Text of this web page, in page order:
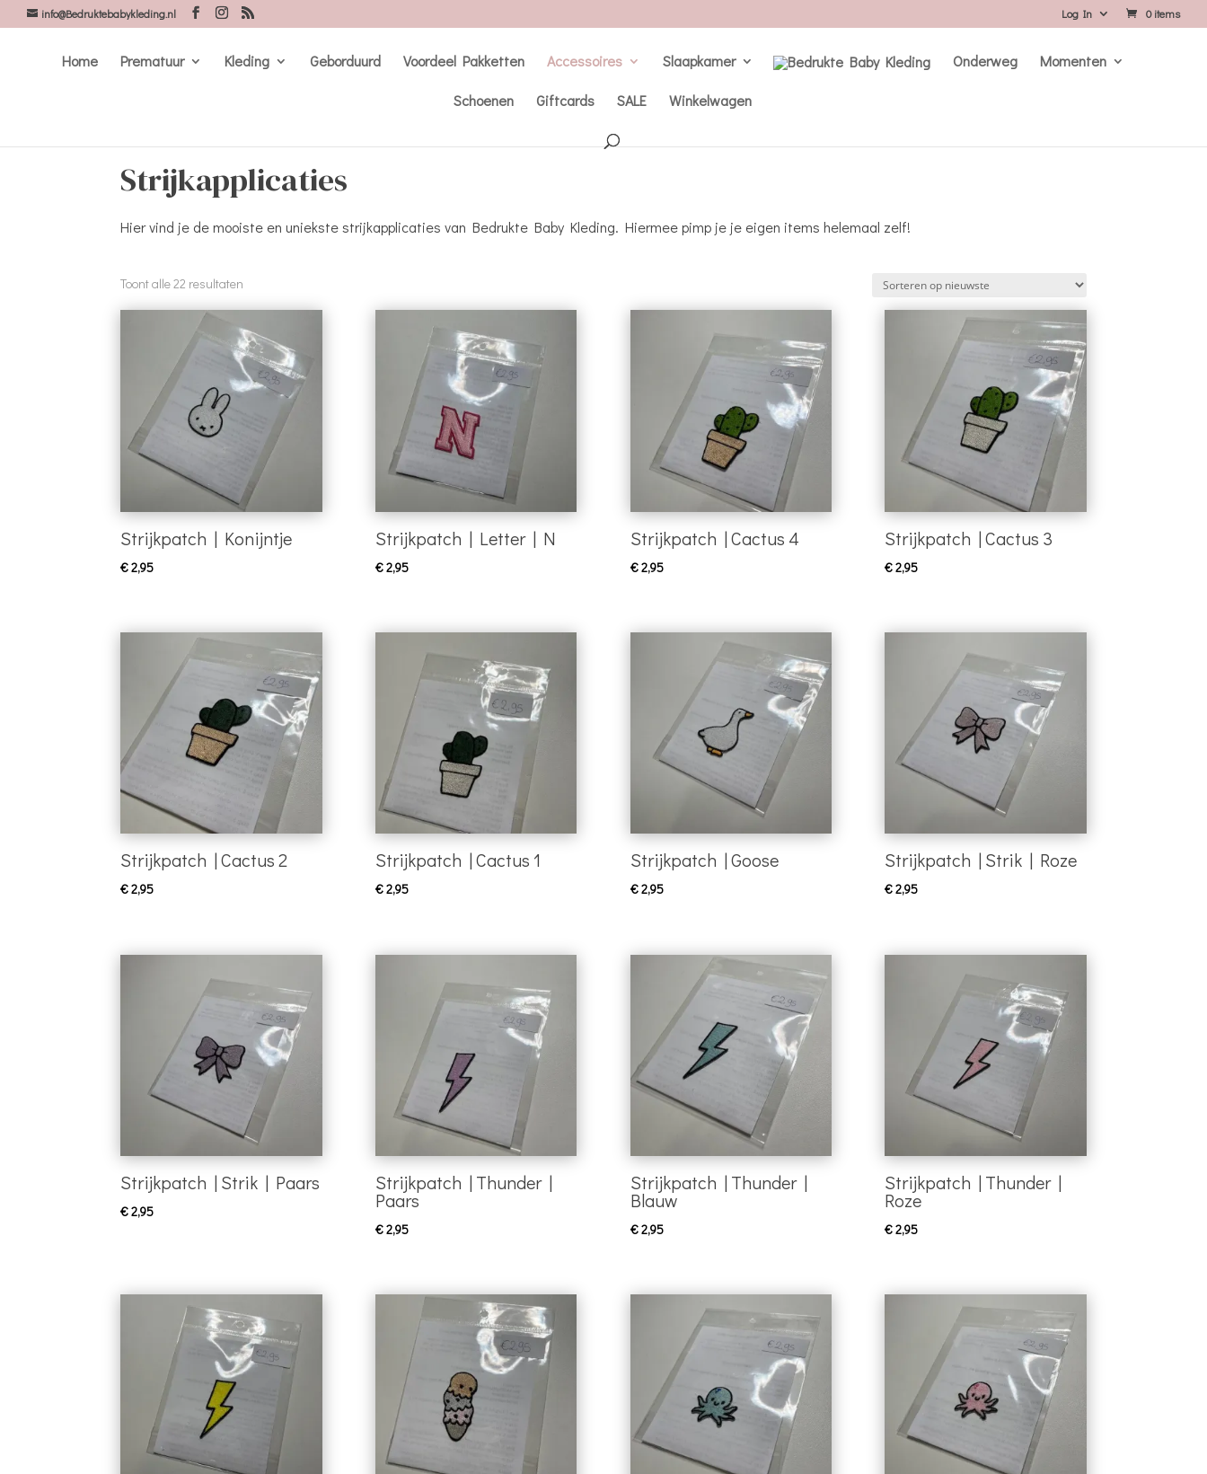
info@Bedruktebabykleding.nl Log In 0 items
Home Prematuur Kleding Geborduurd Voordeel Pakketten Accessoires Slaapkamer Onderweg Momenten
Schoenen Giftcards SALE Winkelwagen
Strijkapplicaties
Hier vind je de mooiste en uniekste strijkapplicaties van Bedrukte Baby Kleding. Hiermee pimp je je eigen items helemaal zelf!
Toont alle 22 resultaten
Strijkpatch | Konijntje
€2,95
Strijkpatch | Letter | N
€2,95
Strijkpatch | Cactus 4
€2,95
Strijkpatch | Cactus 3
€2,95
Strijkpatch | Cactus 2
€2,95
Strijkpatch | Cactus 1
€2,95
Strijkpatch | Goose
€2,95
Strijkpatch | Strik | Roze
€2,95
Strijkpatch | Strik | Paars
€2,95
Strijkpatch | Thunder |
Paars
€2,95
Strijkpatch | Thunder |
Blauw
€2,95
Strijkpatch | Thunder |
Roze
€2,95